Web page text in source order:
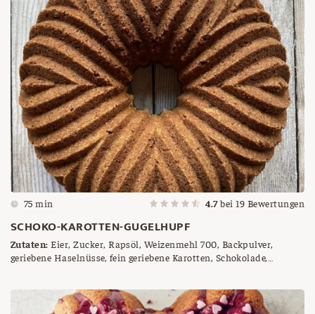
75 min 4.7bei19 Bewertungen
SCHOKO-KAROTTEN-GUGELHUPF
Zutaten: Eier, Zucker, Rapsöl, Weizenmehl 700, Backpulver,
geriebene Haselnüsse, fein geriebene Karotten, Schokolade,